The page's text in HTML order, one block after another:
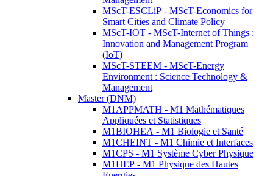
MScT-ESCLiP - MScT-Economics for
Smart Cities and Climate Policy
MScT-IOT - MScT-Internet of Things :
Innovation and Management Program
(IoT)
MScT-STEEM - MScT-Energy
Environment : Science Technology &
Management
Master (DNM)
M1APPMATH - M1 Mathématiques
Appliquées et Statistiques
M1BIOHEA - M1 Biologie et Santé
M1CHEINT - M1 Chimie et Interfaces
M1CPS - M1 Système Cyber Physique
M1HEP - M1 Physique des Hautes